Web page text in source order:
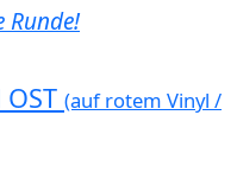
Runde!
(auf rotem Vinyl /